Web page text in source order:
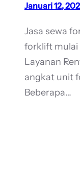
Januari 12,
Jasa sewa
forklift mulai
Layanan
angkat unit
Beberapa…